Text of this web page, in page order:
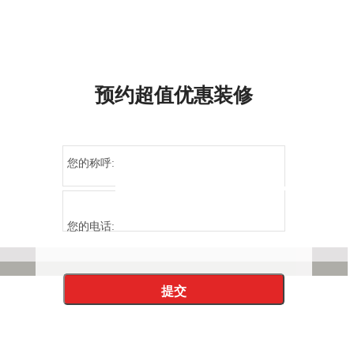
预约超值优惠装修
您的称呼:
您的电话: